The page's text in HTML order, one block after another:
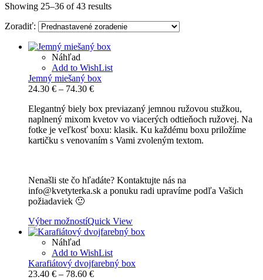
Showing 25–36 of 43 results
Zoradiť:
Náhľad
Add to WishList
Jemný miešaný box
24.30 € – 74.30 €Price
24.30 €
through
74.30 €
Elegantný biely box previazaný jemnou ružovou stužkou,
naplnený mixom kvetov vo viacerých odtieňoch ružovej. Na
fotke je veľkosť boxu: klasik. Ku každému boxu priložíme
kartičku s venovaním s Vami zvoleným textom.
Nenašli ste čo hľadáte? Kontaktujte nás na
info@kvetyterka.sk a ponuku radi upravíme podľa Vašich
požiadaviek 🙂
Výber možnostíQuick View
Náhľad
Add to WishList
Karafiátový dvojfarebný box
23.40 € – 78.60 €Price